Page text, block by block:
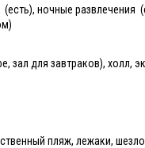
ночные развлечения
зал для завтраков), холл,
пляж, лежаки,